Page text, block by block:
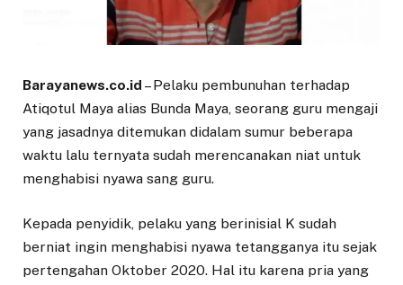
Barayanews.co.id – Pelaku pembunuhan terhadap
Atiqotul Maya alias Bunda Maya, seorang guru mengaji
yang jasadnya ditemukan didalam sumur beberapa
waktu lalu ternyata sudah merencanakan niat untuk
menghabisi nyawa sang guru.
Kepada penyidik, pelaku yang berinisial K sudah
berniat ingin menghabisi nyawa tetangganya itu sejak
pertengahan Oktober 2020. Hal itu karena pria yang